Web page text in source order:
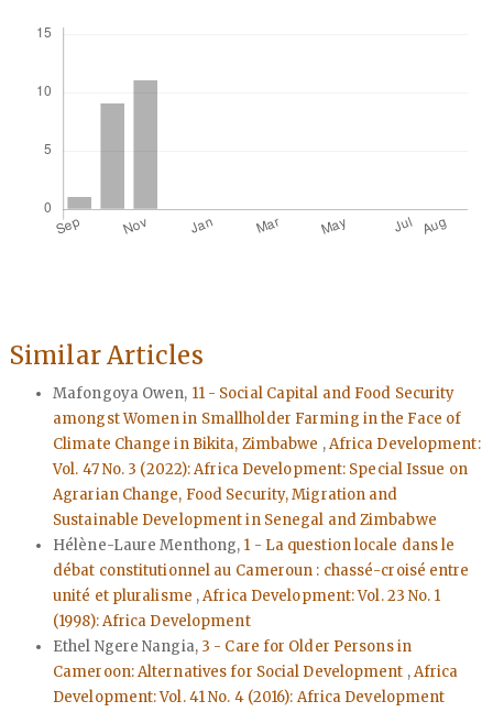
Similar Articles
Mafongoya Owen, 11 - Social Capital and Food Security
amongst Women in Smallholder Farming in the Face of
Climate Change in Bikita, Zimbabwe ,Africa Development:
Vol. 47 No. 3 (2022): Africa Development: Special Issue on
Agrarian Change, Food Security, Migration and
Sustainable Development in Senegal and Zimbabwe
Hélène-Laure Menthong, 1 - La question locale dans le
débat constitutionnel au Cameroun : chassé-croisé entre
unité et pluralisme ,Africa Development: Vol. 23 No. 1
(1998): Africa Development
Ethel Ngere Nangia, 3 - Care for Older Persons in
Cameroon: Alternatives for Social Development ,Africa
Development: Vol. 41 No. 4 (2016): Africa Development